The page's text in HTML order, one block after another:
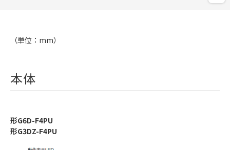
（単位：mm）
本体
形G6D-F4PU
形G3DZ-F4PU